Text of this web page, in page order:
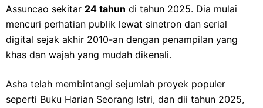
Assuncao sekitar 24 tahun di tahun 2025. Dia mulai
mencuri perhatian publik lewat sinetron dan serial
digital sejak akhir 2010-an dengan penampilan yang
khas dan wajah yang mudah dikenali.
Asha telah membintangi sejumlah proyek populer
seperti Buku Harian Seorang Istri, dan dii tahun 2025,